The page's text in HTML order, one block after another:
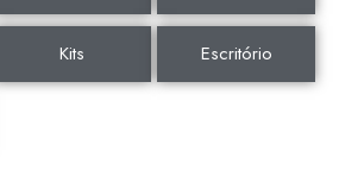
Kits Escritório